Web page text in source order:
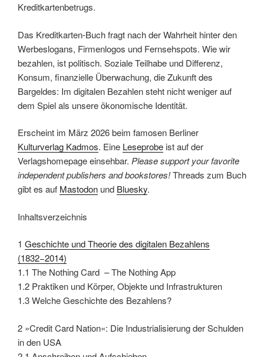
Kreditkartenbetrugs.
Das Kreditkarten-Buch fragt nach der Wahrheit hinter den
Werbeslogans, Firmenlogos und Fernsehspots. Wie wir
bezahlen, ist politisch. Soziale Teilhabe und Differenz,
Konsum, finanzielle Überwachung, die Zukunft des
Bargeldes: Im digitalen Bezahlen steht nicht weniger auf
dem Spiel als unsere ökonomische Identität.
Erscheint im März 2026 beim famosen Berliner
Kulturverlag Kadmos. Eine Leseprobe ist auf der
Verlagshomepage einsehbar. Please support your favorite
independent publishers and bookstores!Threads zum Buch
gibt es auf Mastodon und Bluesky.
Inhaltsverzeichnis
1 Geschichte und Theorie des digitalen Bezahlens
(1832−2014)
1.1 The Nothing Card – The Nothing App
1.2 Praktiken und Körper, Objekte und Infrastrukturen
1.3 Welche Geschichte des Bezahlens?
2 »Credit Card Nation«: Die Industrialisierung der Schulden
in den USA